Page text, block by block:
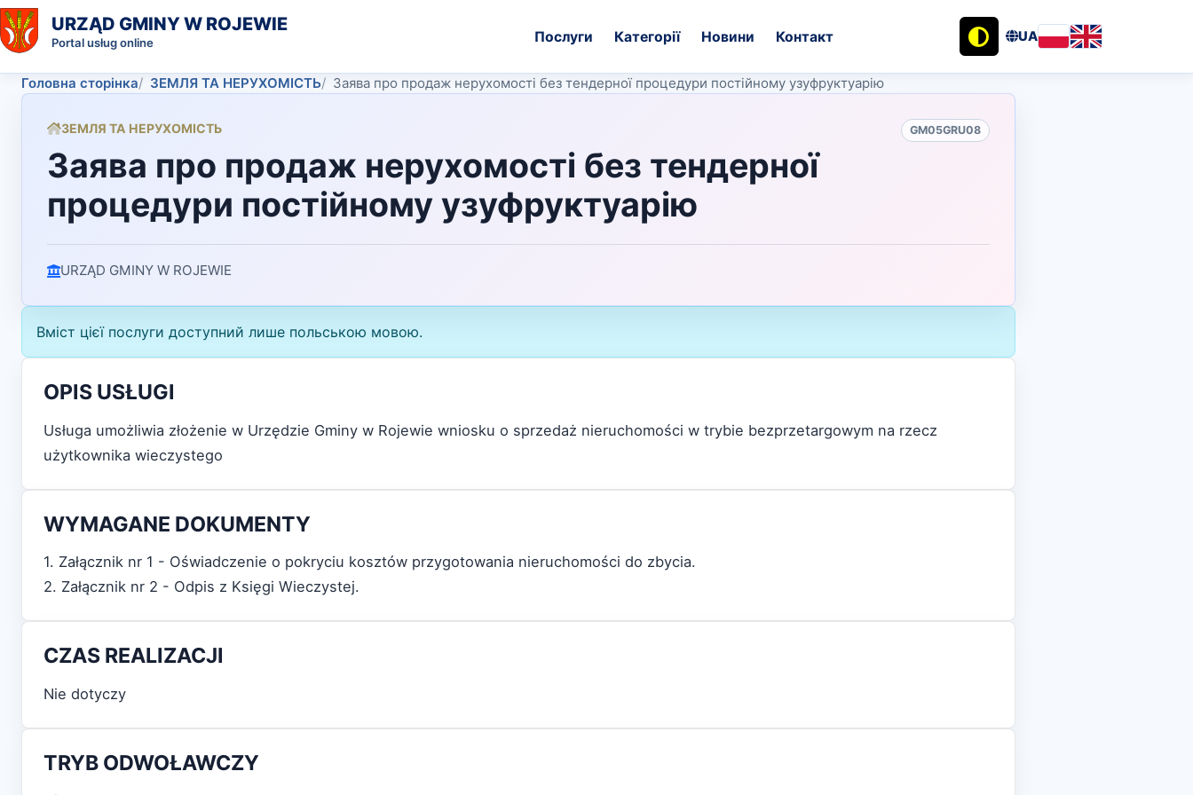
URZĄD GMINY W ROJEWIE
Portal usług online Послуги Категорії Новини Контакт UA
Головна сторінка ЗЕМЛЯ ТА НЕРУХОМІСТЬ Заява про продаж нерухомості без тендерної процедури постійному узуфруктуарію
ЗЕМЛЯ ТА НЕРУХОМІСТЬ GM05GRU08
Заява про продаж нерухомості без тендерної
процедури постійному узуфруктуарію
URZĄD GMINY W ROJEWIE
Вміст цієї послуги доступний лише польською мовою.
OPIS USŁUGI
Usługa umożliwia złożenie w Urzędzie Gminy w Rojewie wniosku o sprzedaż nieruchomości w trybie bezprzetargowym na rzecz
użytkownika wieczystego
WYMAGANE DOKUMENTY
1. Załącznik nr 1 - Oświadczenie o pokryciu kosztów przygotowania nieruchomości do zbycia.
2. Załącznik nr 2 - Odpis z Księgi Wieczystej.
CZAS REALIZACJI
Nie dotyczy
TRYB ODWOŁAWCZY